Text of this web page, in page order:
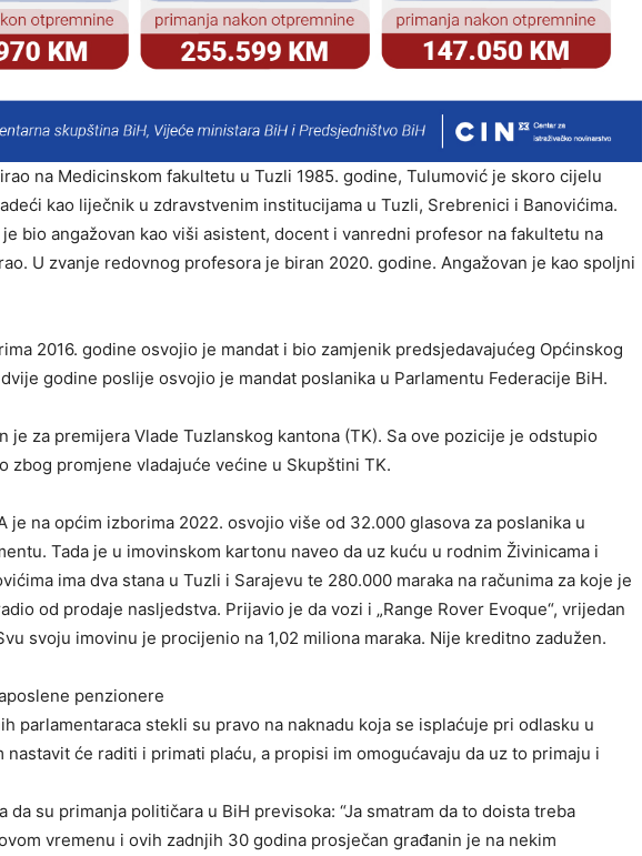
na Medicinskom fakultetu u Tuzli 1985. godine, Tulumović je skoro cijelu
kao liječnik u zdravstvenim institucijama u Tuzli, Srebrenici i Banovićima.
bio angažovan kao viši asistent, docent i vanredni profesor na fakultetu na
U zvanje redovnog profesora je biran 2020. godine. Angažovan je kao spoljni
2016. godine osvojio je mandat i bio zamjenik predsjedavajućeg Općinskog
godine poslije osvojio je mandat poslanika u Parlamentu Federacije BiH.
je za premijera Vlade Tuzlanskog kantona (TK). Sa ove pozicije je odstupio
zbog promjene vladajuće većine u Skupštini TK.
je na općim izborima 2022. osvojio više od 32.000 glasova za poslanika u
Tada je u imovinskom kartonu naveo da uz kuću u rodnim Živinicama i
ima dva stana u Tuzli i Sarajevu te 280.000 maraka na računima za koje je
od prodaje nasljedstva. Prijavio je da vozi i „Range Rover Evoque“, vrijedan
svoju imovinu je procijenio na 1,02 miliona maraka. Nije kreditno zadužen.
penzionere
parlamentaraca stekli su pravo na naknadu koja se isplaćuje pri odlasku u
nastavit će raditi i primati plaću, a propisi im omogućavaju da uz to primaju i
da su primanja političara u BiH previsoka: “Ja smatram da to doista treba
vremenu i ovih zadnjih 30 godina prosječan građanin je na nekim